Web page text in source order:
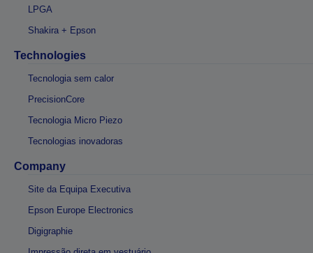
LPGA
Shakira + Epson
Technologies
Tecnologia sem calor
PrecisionCore
Tecnologia Micro Piezo
Tecnologias inovadoras
Company
Site da Equipa Executiva
Epson Europe Electronics
Digigraphie